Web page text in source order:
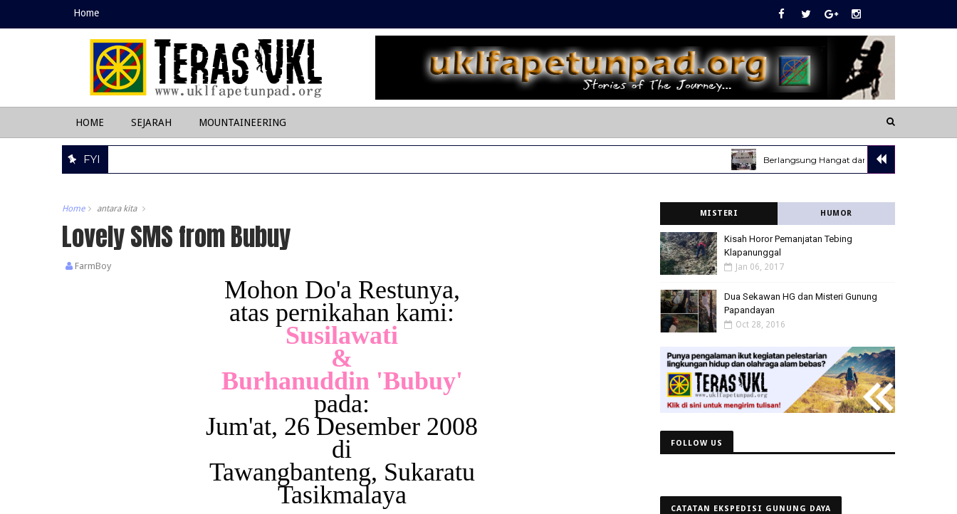
Home
HOME SEJARAH MOUNTAINEERING
FYI Berlangsung Hangat dan Meriah, HBH UKL
Home antara kita
Lovely SMS from Bubuy
FarmBoy
Mohon Do'a Restunya,
atas pernikahan kami:
Susilawati
&
Burhanuddin 'Bubuy'
pada:
Jum'at, 26 Desember 2008
di
Tawangbanteng, Sukaratu
Tasikmalaya
MISTERI HUMOR
Kisah Horor Pemanjatan Tebing
Klapanunggal
Jan 06, 2017
Dua Sekawan HG dan Misteri Gunung
Papandayan
Oct 28, 2016
FOLLOW US
CATATAN EKSPEDISI GUNUNG DAYA